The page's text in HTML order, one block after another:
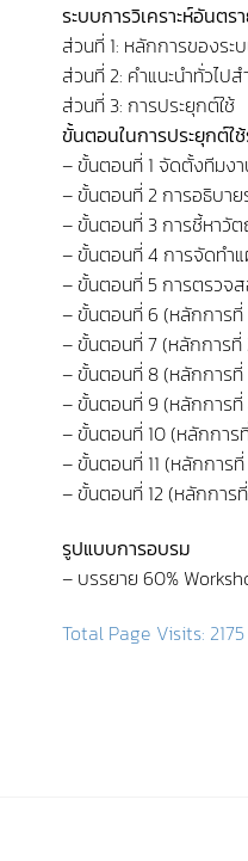
ระบบการวิเคราะห์อันต
ส่วนที่ 1: หลักการของระ
ส่วนที่ 2: คำแนะนำทั่วไป
ส่วนที่ 3: การประยุกต์ใช้
ขั้นตอนในการประยุกต์ใ
– ขั้นตอนที่ 1 จัดตั้งทีมงา
– ขั้นตอนที่ 2 การอธิบา
– ขั้นตอนที่ 3 การชี้หาวั
– ขั้นตอนที่ 4 การจัดทำ
– ขั้นตอนที่ 5 การตรวจ
– ขั้นตอนที่ 6 (หลักการที่
– ขั้นตอนที่ 7 (หลักการ
– ขั้นตอนที่ 8 (หลักการ
– ขั้นตอนที่ 9 (หลักการ
– ขั้นตอนที่ 10 (หลักการ
– ขั้นตอนที่ 11 (หลักกา
– ขั้นตอนที่ 12 (หลักการ
รูปแบบการอบรม
– บรรยาย 60%
Total Page Visits: